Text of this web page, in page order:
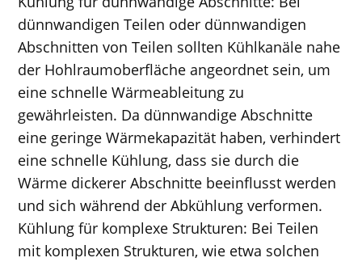
dünnwandigen Teilen oder dünnwandigen
Abschnitten von Teilen sollten Kühlkanäle nahe
der Hohlraumoberfläche angeordnet sein, um
eine schnelle Wärmeableitung zu
gewährleisten. Da dünnwandige Abschnitte
eine geringe Wärmekapazität haben, verhindert
eine schnelle Kühlung, dass sie durch die
Wärme dickerer Abschnitte beeinflusst werden
und sich während der Abkühlung verformen.
Kühlung für komplexe Strukturen: Bei Teilen
mit komplexen Strukturen, wie etwa solchen